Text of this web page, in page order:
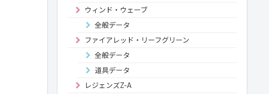
ウィンド・ウェーブ
全般データ
ファイアレッド・リーフグリーン
全般データ
道具データ
レジェンズZ-A